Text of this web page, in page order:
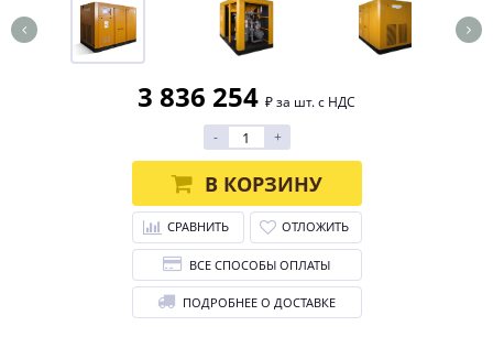
3 836 254 ₽ за шт. с НДС
-
+
В КОРЗИНУ
СРАВНИТЬ ОТЛОЖИТЬ
ВСЕ СПОСОБЫ ОПЛАТЫ
ПОДРОБНЕЕ О ДОСТАВКЕ